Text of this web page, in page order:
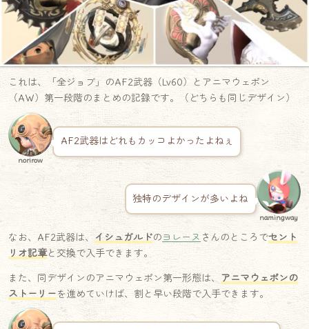
これは、「全ジョブ」のAF2武器（Lv60）とアニマウェポン
（AW）第一段階のまとめの記録です。（どちらも同じデザイン）
norirow
AF2武器はどれもカッコよかったよねぇ
独特のデザインが多いよね
namingway
なお、AF2武器は、 イシュガルドのヨレーヌ さんのところでセント
リオ記章と交換で入手できます。
また、同デザインのアニマウェポン第一形態は、 アニマウェポンの
ストーリーを進めていけば、割と早い段階で入手できます。